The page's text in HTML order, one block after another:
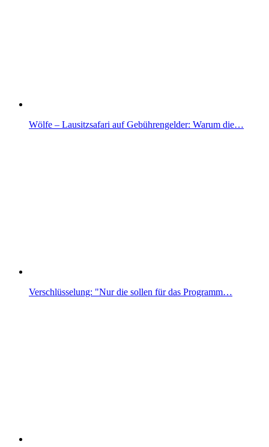
Wölfe – Lausitzsafari auf Gebührengelder: Warum die…
Verschlüsselung: "Nur die sollen für das Programm…